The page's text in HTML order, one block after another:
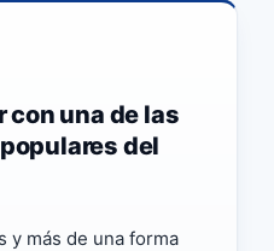
con una de las
del
y más de una forma